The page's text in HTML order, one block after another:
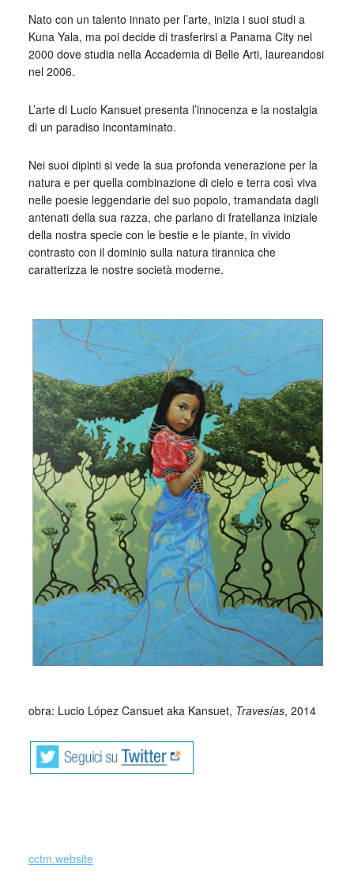
Nato con un talento innato per l’arte, inizia i suoi studi a
Kuna Yala, ma poi decide di trasferirsi a Panama City nel
2000 dove studia nella Accademia di Belle Arti, laureandosi
nel 2006.
L’arte di Lucio Kansuet presenta l’innocenza e la nostalgia
di un paradiso incontaminato.
Nei suoi dipinti si vede la sua profonda venerazione per la
natura e per quella combinazione di cielo e terra così viva
nelle poesie leggendarie del suo popolo, tramandata dagli
antenati della sua razza, che parlano di fratellanza iniziale
della nostra specie con le bestie e le piante, in vivido
contrasto con il dominio sulla natura tirannica che
caratterizza le nostre società moderne.
obra: Lucio López Cansuet aka Kansuet, Travesías, 2014
cctm.website